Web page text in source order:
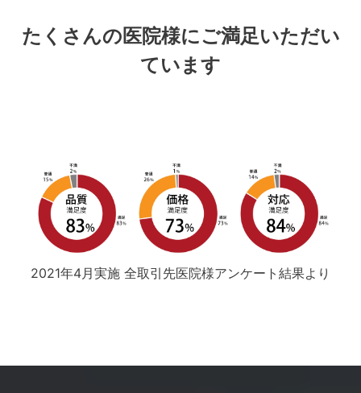
たくさんの医院様にご満足いただい
ています
2021年4月実施 全取引先医院様アンケート結果より